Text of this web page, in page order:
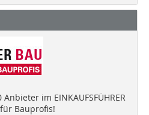
im EINKAUFSFÜHRER
Bauprofis!